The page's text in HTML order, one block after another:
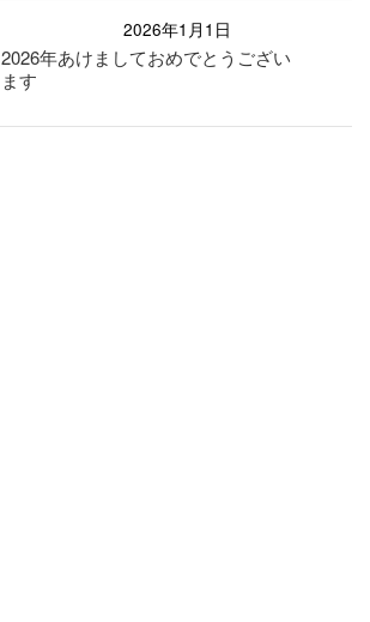
2026年1月1日
2026年あけましておめでとうござい
ます